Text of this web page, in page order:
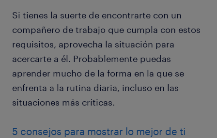
Si tienes la suerte de encontrarte con un
compañero de trabajo que cumpla con estos
requisitos, aprovecha la situación para
acercarte a él. Probablemente puedas
aprender mucho de la forma en la que se
enfrenta a la rutina diaria, incluso en las
situaciones más críticas.
5 consejos para mostrar lo mejor de ti